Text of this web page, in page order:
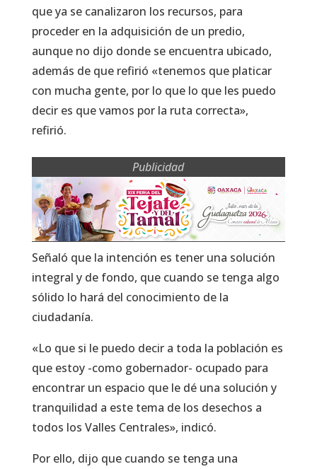
que ya se canalizaron los recursos, para
proceder en la adquisición de un predio,
aunque no dijo donde se encuentra ubicado,
además de que refirió «tenemos que platicar
con mucha gente, por lo que lo que les puedo
decir es que vamos por la ruta correcta»,
refirió.
Publicidad
Señaló que la intención es tener una solución
integral y de fondo, que cuando se tenga algo
sólido lo hará del conocimiento de la
ciudadanía.
«Lo que si le puedo decir a toda la población es
que estoy -como gobernador- ocupado para
encontrar un espacio que le dé una solución y
tranquilidad a este tema de los desechos a
todos los Valles Centrales», indicó.
Por ello, dijo que cuando se tenga una